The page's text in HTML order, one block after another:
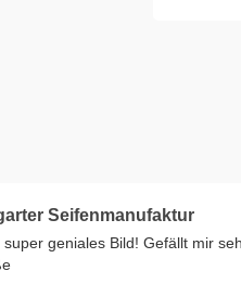
Seifenmanufaktur
super geniales Bild! Gefällt mir